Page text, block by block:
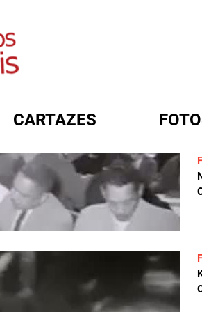
CARTAZES
DE BUSCA